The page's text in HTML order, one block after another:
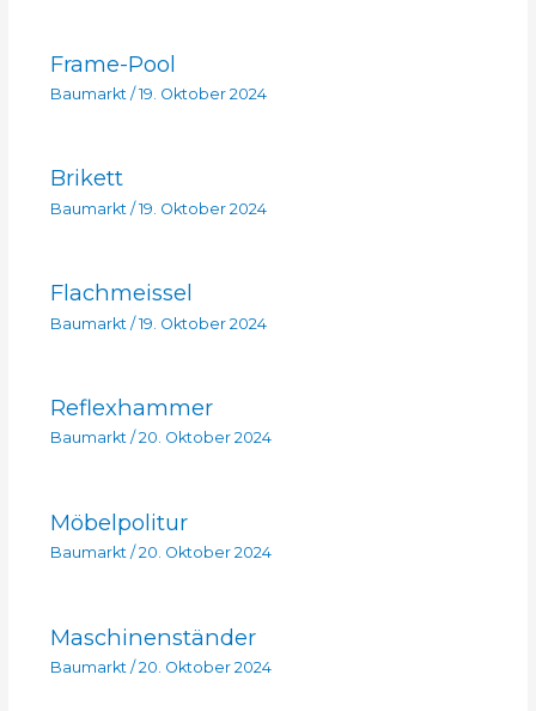
Frame-Pool
Baumarkt/ 19. Oktober 2024
Brikett
Baumarkt / 19. Oktober 2024
Flachmeissel
Baumarkt /19. Oktober 2024
Reflexhammer
Baumarkt/ 20. Oktober 2024
Möbelpolitur
Baumarkt/ 20. Oktober 2024
Maschinenständer
Baumarkt/ 20. Oktober 2024